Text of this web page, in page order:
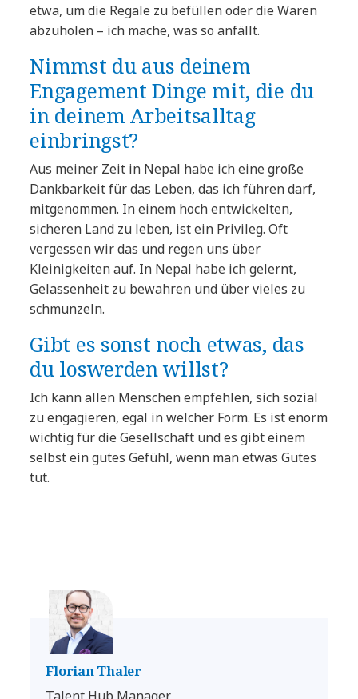
etwa, um die Regale zu befüllen oder die Waren
abzuholen – ich mache, was so anfällt.
Nimmst du aus deinem
Engagement Dinge mit, die du
in deinem Arbeitsalltag
einbringst?
Aus meiner Zeit in Nepal habe ich eine große
Dankbarkeit für das Leben, das ich führen darf,
mitgenommen. In einem hoch entwickelten,
sicheren Land zu leben, ist ein Privileg. Oft
vergessen wir das und regen uns über
Kleinigkeiten auf. In Nepal habe ich gelernt,
Gelassenheit zu bewahren und über vieles zu
schmunzeln.
Gibt es sonst noch etwas, das
du loswerden willst?
Ich kann allen Menschen empfehlen, sich sozial
zu engagieren, egal in welcher Form. Es ist enorm
wichtig für die Gesellschaft und es gibt einem
selbst ein gutes Gefühl, wenn man etwas Gutes
tut.
Florian Thaler